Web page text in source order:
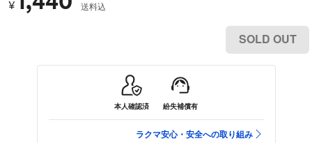
¥ 送料込
SOLD OUT
本人確認済 紛失補償有
ラクマ安心・安全への取り組み